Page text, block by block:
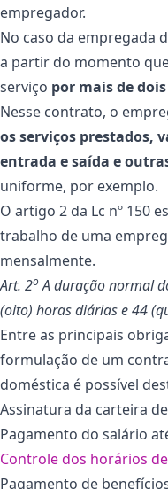
empregador.
No caso da empregada
a partir do momento
serviço por mais de
Nesse contrato, o
os serviços prestados,
entrada e saída e
uniforme, por exemplo.
O artigo 2 da Lc nº 150
trabalho de uma
mensalmente.
Art. 2oA duração normal
(oito) horas diárias e 44
Entre as principais
formulação de um
doméstica é possível
Assinatura da carteira
Pagamento do salário
Controle dos horários
Pagamento de